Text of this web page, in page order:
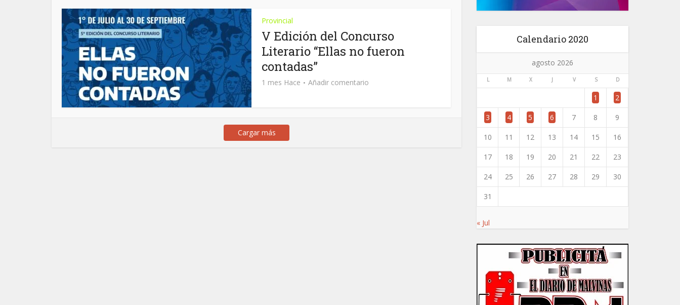
Provincial
V Edición del Concurso
Literario “Ellas no fueron
contadas”
1 mes Hace Añadir comentario
Cargar más
Calendario 2020
agosto 2026
L M X J V S D
1 2
3 4 5 6 7 8 9
10 11 12 13 14 15 16
17 18 19 20 21 22 23
24 25 26 27 28 29 30
31
« Jul